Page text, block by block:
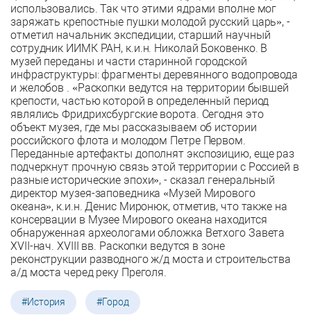
использовались. Так что этими ядрами вполне мог
заряжать крепостные пушки молодой русский царь», -
отметил начальник экспедиции, старший научный
сотрудник ИИМК РАН, к.и.н. Николай Боковенко. В
музей переданы и части старинной городской
инфраструктуры: фрагменты деревянного водопровода
и желобов . «Раскопки ведутся на территории бывшей
крепости, частью которой в определенный период
являлись Фридрихсбургские ворота. Сегодня это
объект музея, где мы рассказываем об истории
российского флота и молодом Петре Первом.
Переданные артефакты дополнят экспозицию, еще раз
подчеркнут прочную связь этой территории с Россией в
разные исторические эпохи», - сказал генеральный
директор музея-заповедника «Музей Мирового
океана», к.и.н. Денис Миронюк, отметив, что также на
консервации в Музее Мирового океана находится
обнаруженная археологами обложка Ветхого Завета
XVII-нач. XVIII вв. Раскопки ведутся в зоне
реконструкции разводного ж/д моста и строительства
а/д моста черед реку Преголя.
#История #Город